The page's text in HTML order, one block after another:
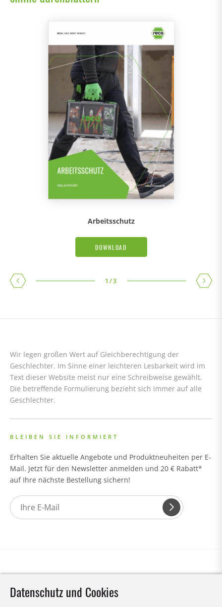
Arbeitsschutz
DOWNLOAD
1 /3
Wir legen großen Wert auf Gleichberechtigung der
Geschlechter. Im Sinne einer leichteren Lesbarkeit wird im
Text dieser Website meist nur eine Schreibweise gewählt.
Die betreffende Formulierung bezieht sich immer auf alle
Geschlechter.
BLEIBEN SIE INFORMIERT
Erhalten Sie aktuelle Angebote und Produktneuheiten per E-
Mail. Jetzt für den Newsletter anmelden und 20 € Rabatt*
auf Ihre nächste Bestellung sichern!
Datenschutz und Cookies